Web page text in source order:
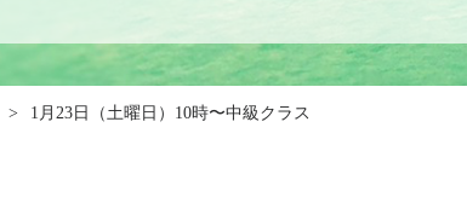
1月23日（土曜日）10時〜中級クラス